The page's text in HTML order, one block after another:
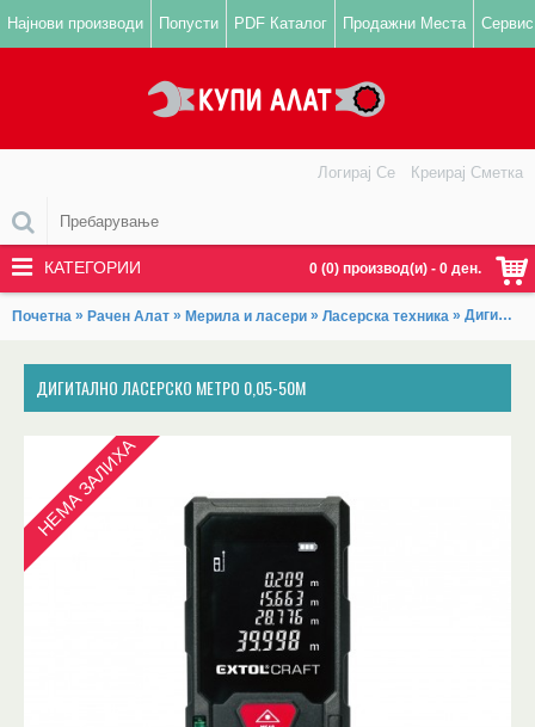
Најнови производи Попусти PDF Каталог Продажни Места Сервис
0 (0) производ(и) - 0 ден.
Логирај Се Креирај Сметка
КАТЕГОРИИ
Почетна » Рачен Алат » Мерила и ласери » Ласерска техника » Дигитално ласерско метро 0,05-50m
ДИГИТАЛНО ЛАСЕРСКО МЕТРО 0,05-50M
НЕМА ЗАЛИХА